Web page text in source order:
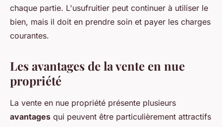
chaque partie. L'usufruitier peut continuer à utiliser le
bien, mais il doit en prendre soin et payer les charges
courantes.
Les avantages de la vente en nue
propriété
La vente en nue propriété présente plusieurs
avantages qui peuvent être particulièrement attractifs